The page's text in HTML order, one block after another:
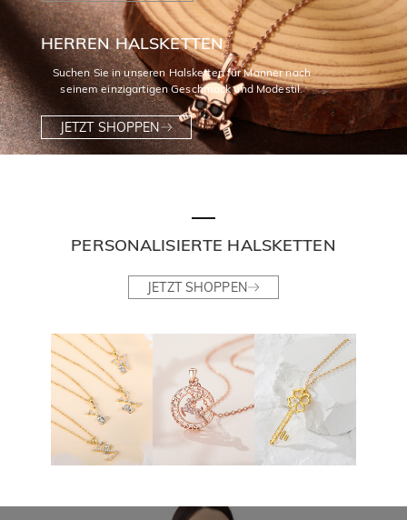
HERREN HALSKETTEN
Suchen Sie in unseren Halsketten für Männer nach
seinem einzigartigen Geschmack und Modestil.
JETZT SHOPPEN
PERSONALISIERTE HALSKETTEN
JETZT SHOPPEN